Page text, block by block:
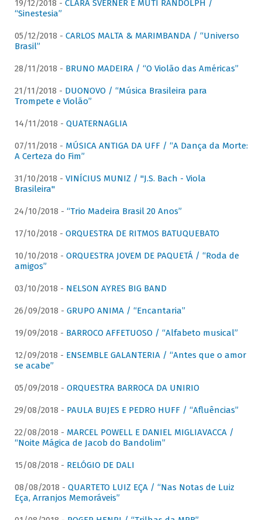
19/12/2018 - CLARA SVERNER E MUTI RANDOLPH /
“Sinestesia”
05/12/2018 - CARLOS MALTA & MARIMBANDA / “Universo
Brasil”
28/11/2018 - BRUNO MADEIRA / “O Violão das Américas”
21/11/2018 - DUONOVO / “Música Brasileira para
Trompete e Violão”
14/11/2018 - QUATERNAGLIA
07/11/2018 - MÚSICA ANTIGA DA UFF / “A Dança da Morte:
A Certeza do Fim”
31/10/2018 - VINÍCIUS MUNIZ / "J.S. Bach - Viola
Brasileira"
24/10/2018 - “Trio Madeira Brasil 20 Anos”
17/10/2018 - ORQUESTRA DE RITMOS BATUQUEBATO
10/10/2018 - ORQUESTRA JOVEM DE PAQUETÁ / “Roda de
amigos”
03/10/2018 - NELSON AYRES BIG BAND
26/09/2018 - GRUPO ANIMA / “Encantaria”
19/09/2018 - BARROCO AFFETUOSO / “Alfabeto musical”
12/09/2018 - ENSEMBLE GALANTERIA / “Antes que o amor
se acabe”
05/09/2018 - ORQUESTRA BARROCA DA UNIRIO
29/08/2018 - PAULA BUJES E PEDRO HUFF / “Afluências”
22/08/2018 - MARCEL POWELL E DANIEL MIGLIAVACCA /
“Noite Mágica de Jacob do Bandolim”
15/08/2018 - RELÓGIO DE DALI
08/08/2018 - QUARTETO LUIZ EÇA / “Nas Notas de Luiz
Eça, Arranjos Memoráveis”